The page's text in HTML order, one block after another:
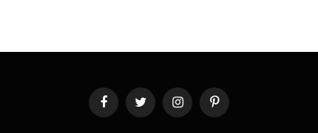
FacebookTwitter InstagramPinterest